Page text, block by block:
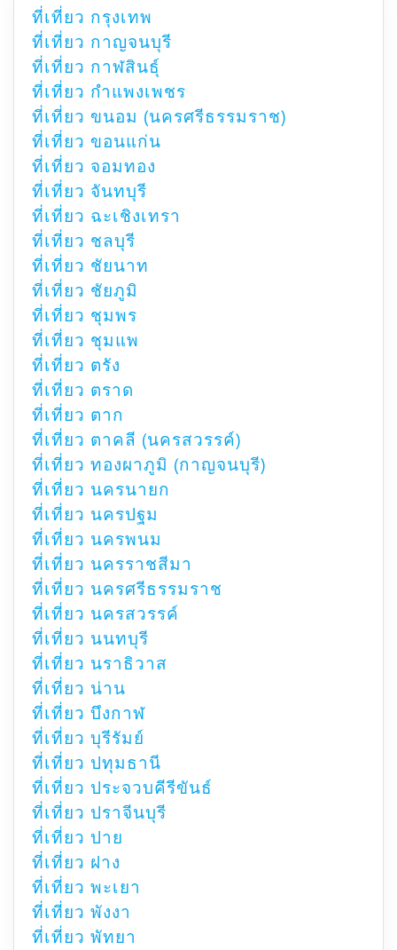
ที่เที่ยว กรุงเทพ
ที่เที่ยว กาญจนบุรี
ที่เที่ยว กาฬสินธุ์
ที่เที่ยว กำแพงเพชร
ที่เที่ยว ขนอม (นครศรีธรรมราช)
ที่เที่ยว ขอนแก่น
ที่เที่ยว จอมทอง
ที่เที่ยว จันทบุรี
ที่เที่ยว ฉะเชิงเทรา
ที่เที่ยว ชลบุรี
ที่เที่ยว ชัยนาท
ที่เที่ยว ชัยภูมิ
ที่เที่ยว ชุมพร
ที่เที่ยว ชุมแพ
ที่เที่ยว ตรัง
ที่เที่ยว ตราด
ที่เที่ยว ตาก
ที่เที่ยว ตาคลี (นครสวรรค์)
ที่เที่ยว ทองผาภูมิ (กาญจนบุรี)
ที่เที่ยว นครนายก
ที่เที่ยว นครปฐม
ที่เที่ยว นครพนม
ที่เที่ยว นครราชสีมา
ที่เที่ยว นครศรีธรรมราช
ที่เที่ยว นครสวรรค์
ที่เที่ยว นนทบุรี
ที่เที่ยว นราธิวาส
ที่เที่ยว น่าน
ที่เที่ยว บึงกาฬ
ที่เที่ยว บุรีรัมย์
ที่เที่ยว ปทุมธานี
ที่เที่ยว ประจวบคีรีขันธ์
ที่เที่ยว ปราจีนบุรี
ที่เที่ยว ปาย
ที่เที่ยว ฝาง
ที่เที่ยว พะเยา
ที่เที่ยว พังงา
ที่เที่ยว พัทยา